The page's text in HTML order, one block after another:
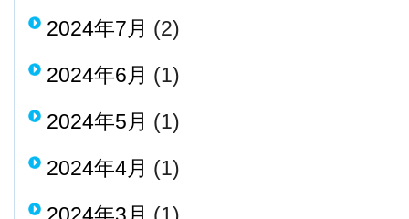
2024年7月 (2)
2024年6月 (1)
2024年5月 (1)
2024年4月 (1)